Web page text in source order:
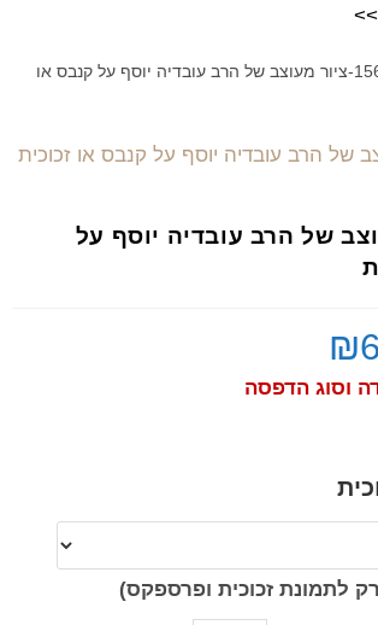
1562-ציור מעוצב של הרב עובדיה יוסף על קנבס או
מעוצב של הרב עובדיה יוסף על
₪
וסוג הדפסה
לתמונת זכוכית ופרספקס)